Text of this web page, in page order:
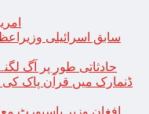
سابق اسرائیلی
حادثاتی طور پر آگ
ڈنمارک میں قرآن پاک کی
افغان وزیر پاسپورٹ